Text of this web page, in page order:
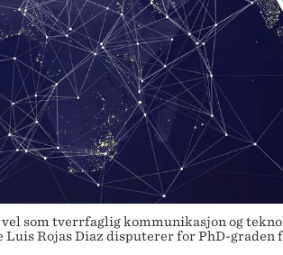
som tverrfaglig kommunikasjon og
Rojas Diaz disputerer for PhD-graden